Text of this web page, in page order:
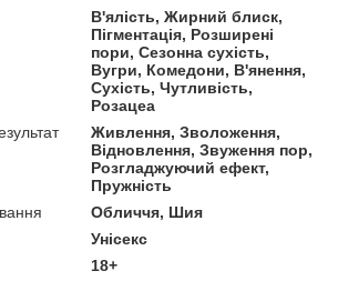
В'ялість, Жирний блиск,
Пігментація, Розширені
пори, Сезонна сухість,
Вугри, Комедони, В'янення,
Сухість, Чутливість,
Розацеа
Живлення, Зволоження,
Відновлення, Звуження пор,
Розгладжуючий ефект,
Пружність
Обличчя, Шия
Унісекс
18+